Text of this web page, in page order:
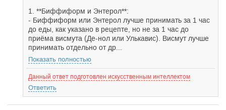
1. **Биффиформ и Энтерол**:
- Биффиформ или Энтерол лучше принимать за 1 час
до еды, как указано в рецепте, но не за 1 час до
приёма висмута (Де-нол или Улькавис). Висмут лучше
принимать отдельно от др...
Показать полностью
Данный ответ подготовлен искусственным интеллектом
Ответить